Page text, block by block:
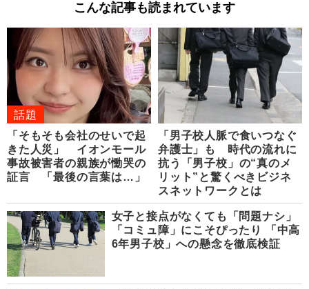
こんな記事も読まれています
話題
「そもそも会社のせいで起
きた人災」 イオンモール
事故被害者の親族が慟哭の
証言 「最後の言葉は…」
「男子校人脈で食いつなぐ
弁護士」も 時代の流れに
抗う「男子校」の“真のメ
リット”と驚くべきビジネ
スネットワークとは
女子と接点がなくても「問題ナシ」
「コミュ障」にこそぴったり 「中高
6年男子校」への懸念を徹底検証